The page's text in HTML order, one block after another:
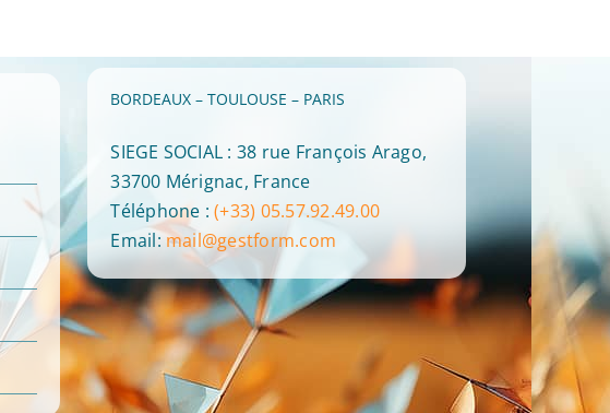
BORDEAUX – TOULOUSE – PARIS
SIEGE SOCIAL : 38 rue François Arago,
33700 Mérignac, France
Téléphone :(+33) 05.57.92.49.00
Email:mail@gestform.com